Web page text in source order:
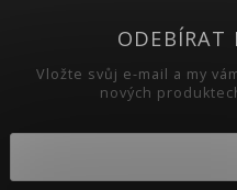
ODEBÍRAT
Vložte svůj e-mail a my
nových